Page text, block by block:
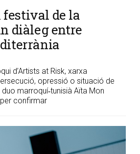
festival de la
diàleg entre
d’Artists at Risk, xarxa
opressió o situació de
marroquí‑tunisià Aïta Mon
confirmar